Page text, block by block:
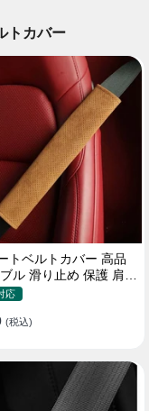
トカバー
ベルトカバー 高品
ル 滑り止め 保護 肩当
圧迫感軽減
応
(税込)